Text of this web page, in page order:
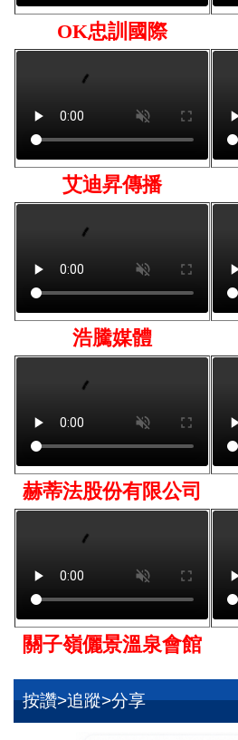
OK忠訓國際
艾迪昇傳播
浩騰媒體
赫蒂法股份有限公司
關子嶺儷景溫泉會館
按讚>追蹤>分享